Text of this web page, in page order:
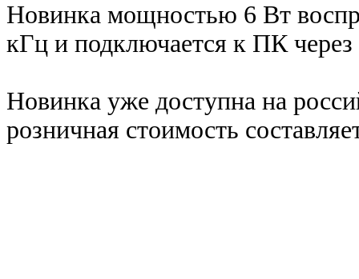
Новинка мощностью 6 Вт
кГц и подключается к ПК
Новинка уже доступна на
розничная стоимость